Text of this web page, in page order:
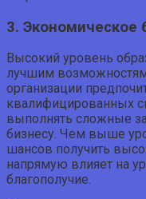
3. Экономическое
Высокий уровень
лучшим
организации
квалифицированных
выполнять сложные
бизнесу. Чем выше
шансов получить
напрямую влияет на
благополучие.